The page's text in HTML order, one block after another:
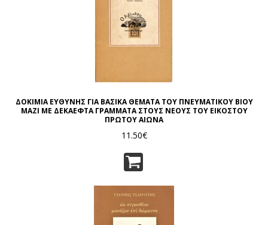
ΔΟΚΙΜΙΑ ΕΥΘΥΝΗΣ ΓΙΑ ΒΑΣΙΚΑ ΘΕΜΑΤΑ ΤΟΥ ΠΝΕΥΜΑΤΙΚΟΥ ΒΙΟΥ
ΜΑΖΙ ΜΕ ΔΕΚΑΕΦΤΑ ΓΡΑΜΜΑΤΑ ΣΤΟΥΣ ΝΕΟΥΣ ΤΟΥ ΕΙΚΟΣΤΟΥ
ΠΡΩΤΟΥ ΑΙΩΝΑ
11.50€